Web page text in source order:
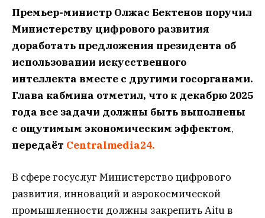
Премьер-министр Олжас Бектенов поручил
Министерству цифрового развития
доработать предложения президента об
использовании искусственного
интеллекта вместе с другими госорганами.
Глава кабмина отметил, что к декабрю 2025
года все задачи должны быть выполнены
с ощутимым экономическим эффектом,
передаёт Centralmedia24.
В сфере госуслуг Министерство цифрового
развития, инноваций и аэрокосмической
промышленности должны закрепить Aitu в